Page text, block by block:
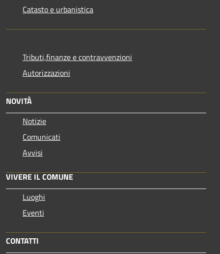
Catasto e urbanistica
Tributi,finanze e contravvenzioni
Autorizzazioni
NOVITÀ
Notizie
Comunicati
Avvisi
VIVERE IL COMUNE
Luoghi
Eventi
CONTATTI